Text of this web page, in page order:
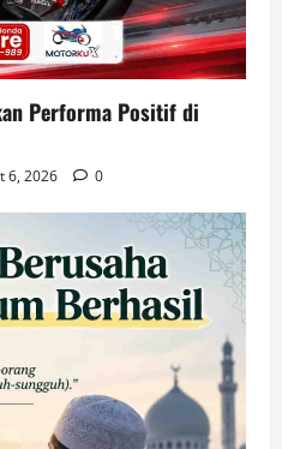
Performa Positif di
6, 2026 0